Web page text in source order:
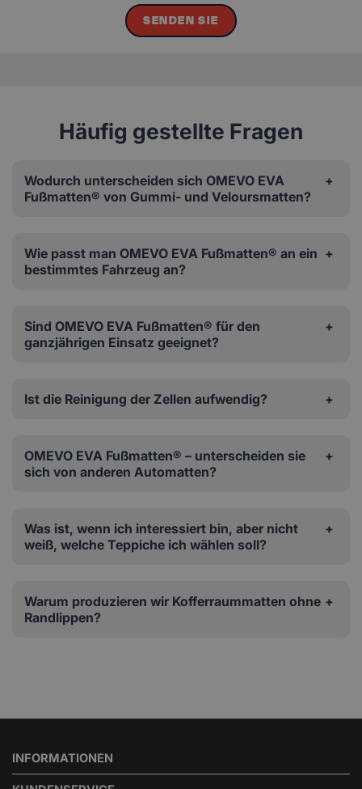
SENDEN SIE
Häufig gestellte Fragen
Wodurch unterscheiden sich OMEVO EVA
Fußmatten® von Gummi- und Veloursmatten?
Wie passt man OMEVO EVA Fußmatten® an ein
bestimmtes Fahrzeug an?
Sind OMEVO EVA Fußmatten® für den
ganzjährigen Einsatz geeignet?
Ist die Reinigung der Zellen aufwendig?
OMEVO EVA Fußmatten® – unterscheiden sie
sich von anderen Automatten?
Was ist, wenn ich interessiert bin, aber nicht
weiß, welche Teppiche ich wählen soll?
Warum produzieren wir Kofferraummatten ohne
Randlippen?
INFORMATIONEN